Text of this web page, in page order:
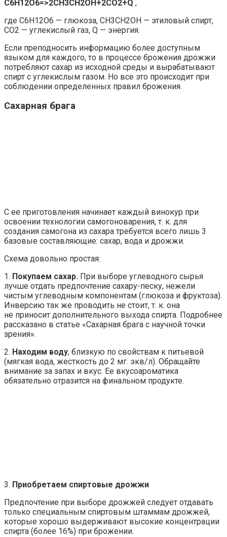
C6H12O6=>2CH3CH2OH+2CO2+Q ,
где C6H12O6 — глюкоза, CH3CH2OH — этиловый спирт,
CO2 — углекислый газ, Q — энергия.
Если преподносить информацию более доступным
языком для каждого, то в процессе брожения дрожжи
потребляют сахар из исходной среды и вырабатывают
спирт с углекислым газом. Но все это происходит при
соблюдении определенных правил брожения.
Сахарная брага
С ее приготовления начинает каждый винокур при
освоении технологии самогоноварения, т. к. для
создания самогона из сахара требуется всего лишь 3
базовые составляющие: сахар, вода и дрожжи.
Схема довольно простая:
1. Покупаем сахар. При выборе углеводного сырья
лучше отдать предпочтение сахару-песку, нежели
чистым углеводным компонентам (глюкоза и фруктоза).
Инверсию так же проводить не стоит, т. к. она
не приносит дополнительного выхода спирта. Подробнее
рассказано в статье «Сахарная брага с научной точки
зрения».
2. Находим воду, близкую по свойствам к питьевой
(мягкая вода, жесткость до 2 мг. экв/л). Обращайте
внимание за запах и вкус. Ее вкусоароматика
обязательно отразится на финальном продукте.
3. Приобретаем спиртовые дрожжи
Предпочтение при выборе дрожжей следует отдавать
только специальным спиртовым штаммам дрожжей,
которые хорошо выдерживают высокие концентрации
спирта (более 16%) при брожении.